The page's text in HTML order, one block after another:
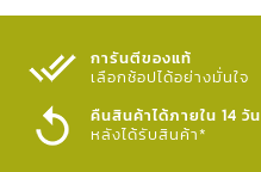
การันตีของแท้
เลือกช้อปได้อย่างมั่นใจ​
คืนสินค้าได้ภายใน 14 วัน
หลังได้รับสินค้า*